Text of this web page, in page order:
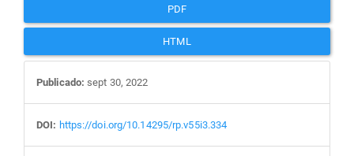
PDF
HTML
Publicado: sept 30, 2022
DOI: https://doi.org/10.14295/rp.v55i3.334